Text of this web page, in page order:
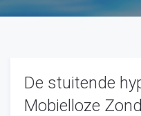
De stuitende
Mobielloze